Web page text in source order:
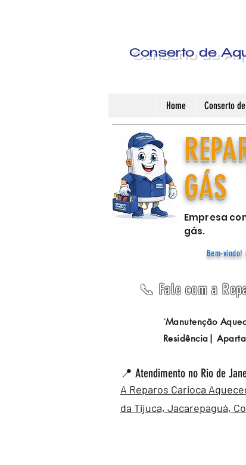
Conserto de
Home Conserto
GÁS
Empresa
gás.
Bem-vindo!
📞 Fale com a
"Manutenção
Residência|
📍 Atendimento no Rio de
A Reparos Carioca
da Tijuca, Jacarepaguá,